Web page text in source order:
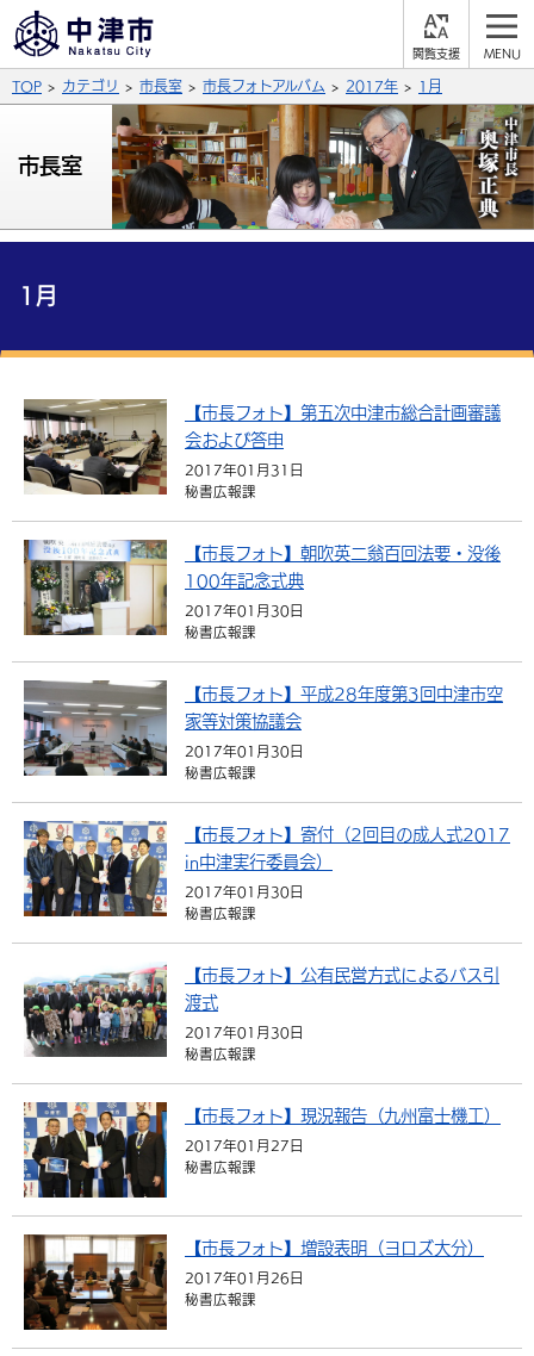
支
ふりがなをつける
よみあげる
背景色
青
文字の大きさ
拡大 標準 縮小
言語を選択
英語（English） 中国語（簡体字）
中国語（繁体字）
サイト内検索
くらしの情報
届出・登録・証明 保険・年金
福祉・介護 健康・予防
環境・衛生 生涯学習・スポーツ・人権
選挙 外国人の方向け情報
事業者の方へ
入札・契約 産業・雇用
都市整備
子育て・教育
手当・助成 健康・医療
相談・支援・情報 計画・施策
観光・移住
観光なび スポットを探す
遊ぶ・体験する グルメ・食べる
買う・おみやげ 四季のイベント・祭り
移住・定住
市政情報
中津市について 市役所の紹介
行政・計画
TOP カテゴリ 市長室 市長フォトアルバム 2017年 1月
市長室
1月
【市長フォト】第五次中津市総合計画審議
会および答申
2017年01月31日
秘書広報課
【市長フォト】朝吹英二翁百回法要・没後
100年記念式典
2017年01月30日
秘書広報課
【市長フォト】平成28年度第3回中津市空
家等対策協議会
2017年01月30日
秘書広報課
【市長フォト】寄付（2回目の成人式2017
in中津実行委員会）
2017年01月30日
秘書広報課
【市長フォト】公有民営方式によるバス引
渡式
2017年01月30日
秘書広報課
【市長フォト】現況報告（九州富士機工）
2017年01月27日
秘書広報課
【市長フォト】増設表明（ヨロズ大分）
2017年01月26日
秘書広報課